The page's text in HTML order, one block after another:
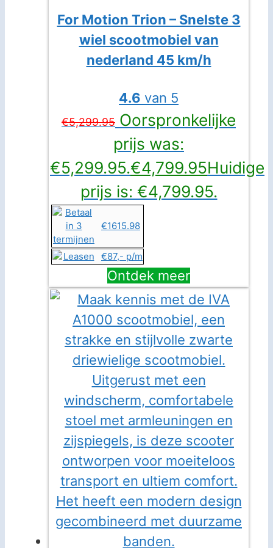
For Motion Trion – Snelste 3
wiel scootmobiel van
nederland 45 km/h
4.6 van 5
€5,299.95 Oorspronkelijke
prijs was:
€5,299.95.€4,799.95Huidige
prijs is: €4,799.95.
€1615.98
€87,- p/m
Ontdek meer